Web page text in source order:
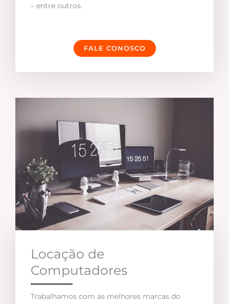
– entre outros.
FALE CONOSCO
Locação de
Computadores
Trabalhamos com as melhores marcas do